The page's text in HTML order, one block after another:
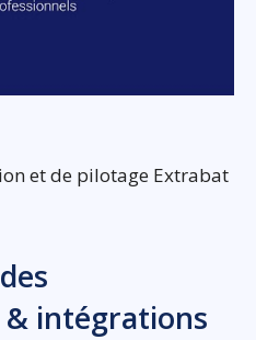
et de pilotage Extrabat
intégrations